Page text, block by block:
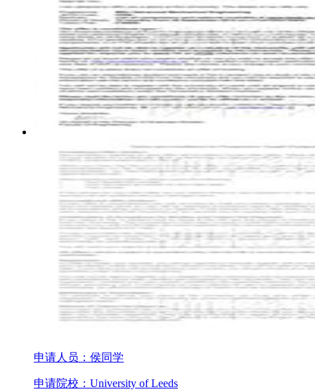
申请人员：侯同学
申请院校：University of Leeds